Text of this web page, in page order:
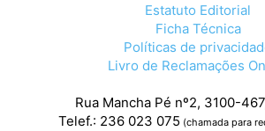
Estatuto Editorial
Ficha Técnica
Políticas de
Livro de Reclamações
Rua Mancha Pé nº2, 3100-
Telef.: 236 023 075 (chamada para